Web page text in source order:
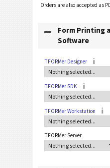
Orders are also accepted as
Form Printing
Software
TFORMer Designer
TFORMer SDK
TFORMer Workstation
TFORMer Server